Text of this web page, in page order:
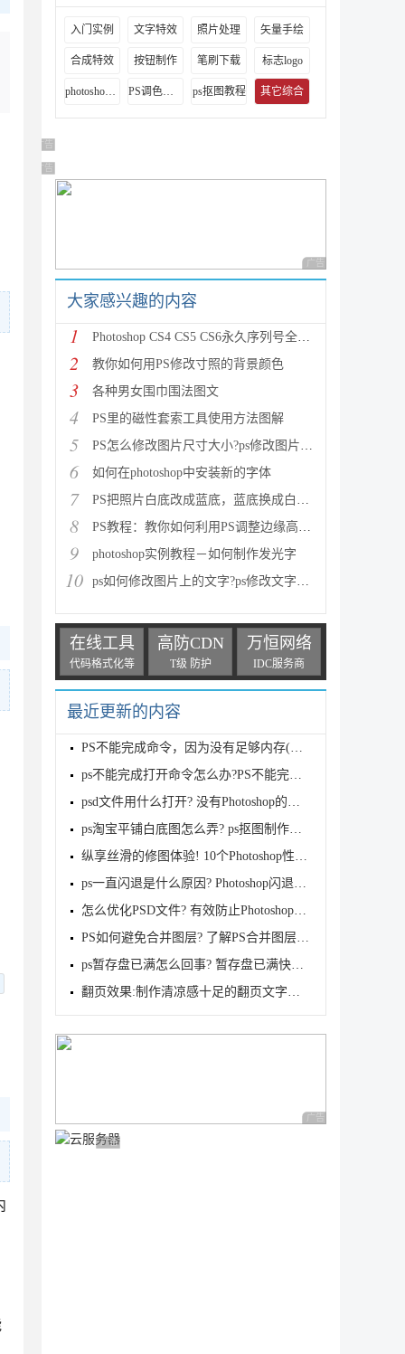
入门实例 文字特效 照片处理 矢量手绘
合成特效 按钮制作 笔刷下载 标志logo
photoshop视频教程 PS调色教程 ps抠图教程 其它综合
广告 商业广告，理性选择
广告 商业广告，理性选择
广告 商业广告，理性
大家感兴趣的内容
1 Photoshop CS4 CS5 CS6永久序列号全面整理
2 教你如何用PS修改寸照的背景颜色
3 各种男女围巾围法图文
4 PS里的磁性套索工具使用方法图解
5 PS怎么修改图片尺寸大小?ps修改图片大小方法图解
6 如何在photoshop中安装新的字体
7 PS把照片白底改成蓝底，蓝底换成白底，蓝底改红底教程
8 PS教程：教你如何利用PS调整边缘高速度高效率扣头发丝
9 photoshop实例教程－如何制作发光字
10 ps如何修改图片上的文字?ps修改文字方法
在线工具
代码格式化等
高防CDN
T级 防护
万恒网络
IDC服务商
最近更新的内容
PS不能完成命令，因为没有足够内存(RAM)的解决方案
ps不能完成打开命令怎么办?PS不能完成命令,因为没有足
psd文件用什么打开? 没有Photoshop的情况下打开psd文
ps淘宝平铺白底图怎么弄? ps抠图制作白底图的技巧
纵享丝滑的修图体验! 10个Photoshop性能优化小技巧
ps一直闪退是什么原因? Photoshop闪退原因及解决方案
怎么优化PSD文件? 有效防止Photoshop崩溃卡死的技巧奥
PS如何避免合并图层? 了解PS合并图层的破坏性
ps暂存盘已满怎么回事? 暂存盘已满快速释放空间的六种
翻页效果:制作清凉感十足的翻页文字效果
广告 商业广告，理性
广告 商业广告，理性选择